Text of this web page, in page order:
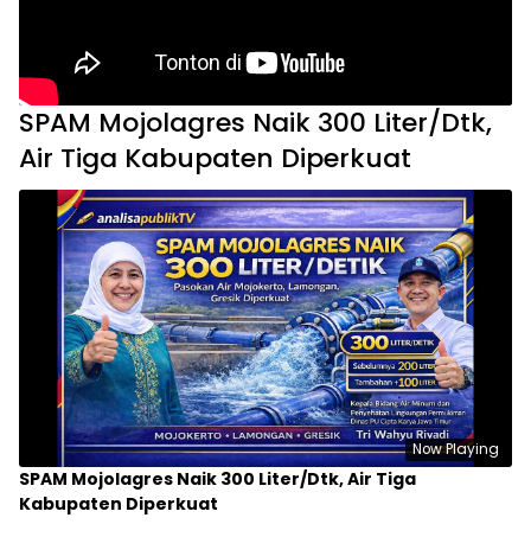
SPAM Mojolagres Naik 300 Liter/Dtk,
Air Tiga Kabupaten Diperkuat
Now Playing
SPAM Mojolagres Naik 300 Liter/Dtk, Air Tiga
Kabupaten Diperkuat